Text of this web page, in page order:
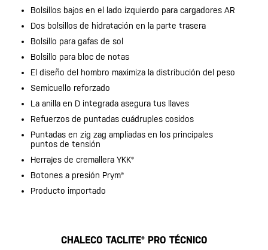
Bolsillos bajos en el lado izquierdo para cargadores AR
Dos bolsillos de hidratación en la parte trasera
Bolsillo para gafas de sol
Bolsillo para bloc de notas
El diseño del hombro maximiza la distribución del peso
Semicuello reforzado
La anilla en D integrada asegura tus llaves
Refuerzos de puntadas cuádruples cosidos
Puntadas en zig zag ampliadas en los principales
puntos de tensión
Herrajes de cremallera YKK®
Botones a presión Prym®
Producto importado
CHALECO TACLITE® PRO TÉCNICO